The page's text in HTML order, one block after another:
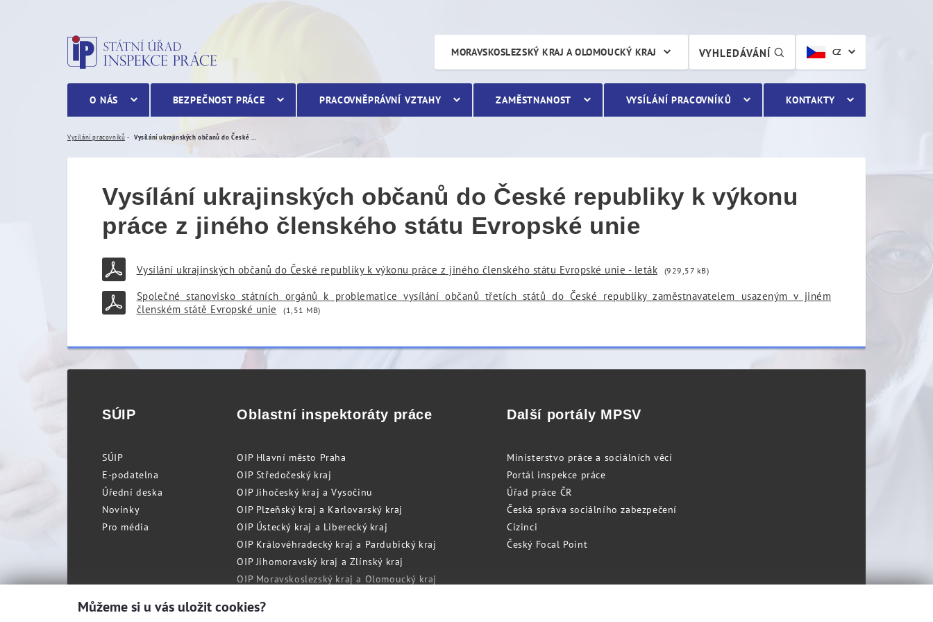
Vysílání ukrajinských občanů do České republiky k výkonu práce z jiného
CZ
VYHLEDÁVÁNÍ
MORAVSKOSLEZSKÝ KRAJ A OLOMOUCKÝ KRAJ
O NÁS BEZPEČNOST PRÁCE PRACOVNĚPRÁVNÍ VZTAHY ZAMĚSTNANOST VYSÍLÁNÍ PRACOVNÍKŮ KONTAKTY
Vysílání pracovníků
Vysílání ukrajinských občanů do České republiky k výkonu
práce z jiného členského státu Evropské unie
Vysílání ukrajinských občanů do České republiky k výkonu práce z jiného členského státu Evropské unie - leták (929,57 kB)
Společné stanovisko státních orgánů k problematice vysílání občanů třetích států do České republiky zaměstnavatelem usazeným v jiném
členském státě Evropské unie
(1,51 MB)
SÚIP
SÚIP
E-podatelna
Úřední deska
Novinky
Pro média
Oblastní inspektoráty práce
OIP Hlavní město Praha
OIP Středočeský kraj
OIP Jihočeský kraj a Vysočinu
OIP Plzeňský kraj a Karlovarský kraj
OIP Ústecký kraj a Liberecký kraj
OIP Královéhradecký kraj a Pardubický kraj
OIP Jihomoravský kraj a Zlínský kraj
OIP Moravskoslezský kraj a Olomoucký kraj
Další portály MPSV
Ministerstvo práce a sociálních věcí
Portál inspekce práce
Úřad práce ČR
Česká správa sociálního zabezpečení
Cizinci
Český Focal Point
Můžeme si u vás uložit cookies?